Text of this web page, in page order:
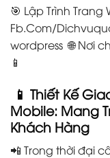
🎯 Lập Trình Trang
Fb.Com/
wordpress 🌐 Nơi
📱
📱 Thiết Kế
Mobile: Mang
Khách Hàng
📲 Trong thời đại